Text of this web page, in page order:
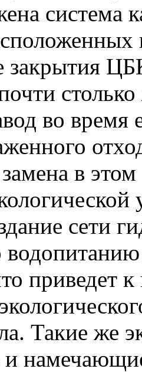
система
закрытия
во
в
сети
приведет
Такие же